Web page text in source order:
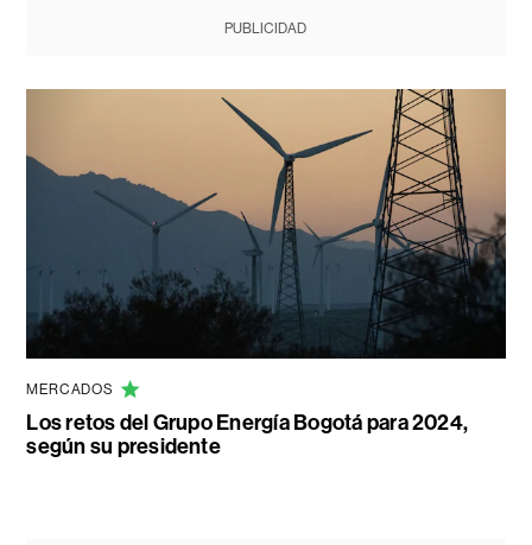
PUBLICIDAD
MERCADOS
Los retos del Grupo Energía Bogotá para 2024,
según su presidente